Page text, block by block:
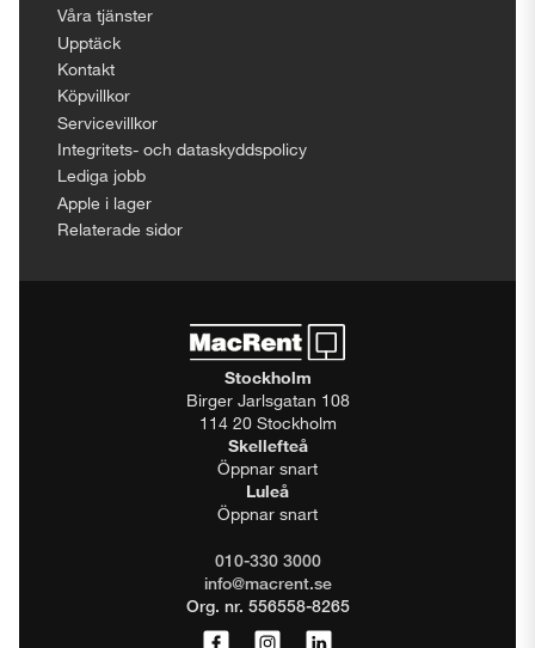
Våra tjänster
Upptäck
Kontakt
Köpvillkor
Servicevillkor
Integritets- och dataskyddspolicy
Lediga jobb
Apple i lager
Relaterade sidor
Stockholm
Birger Jarlsgatan 108
114 20 Stockholm
Skellefteå
Öppnar snart
Luleå
Öppnar snart
010-330 3000
info@macrent.se
Org. nr. 556558-8265